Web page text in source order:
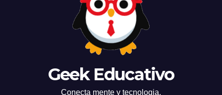
Geek Educativo
Conecta mente y tecnologia.